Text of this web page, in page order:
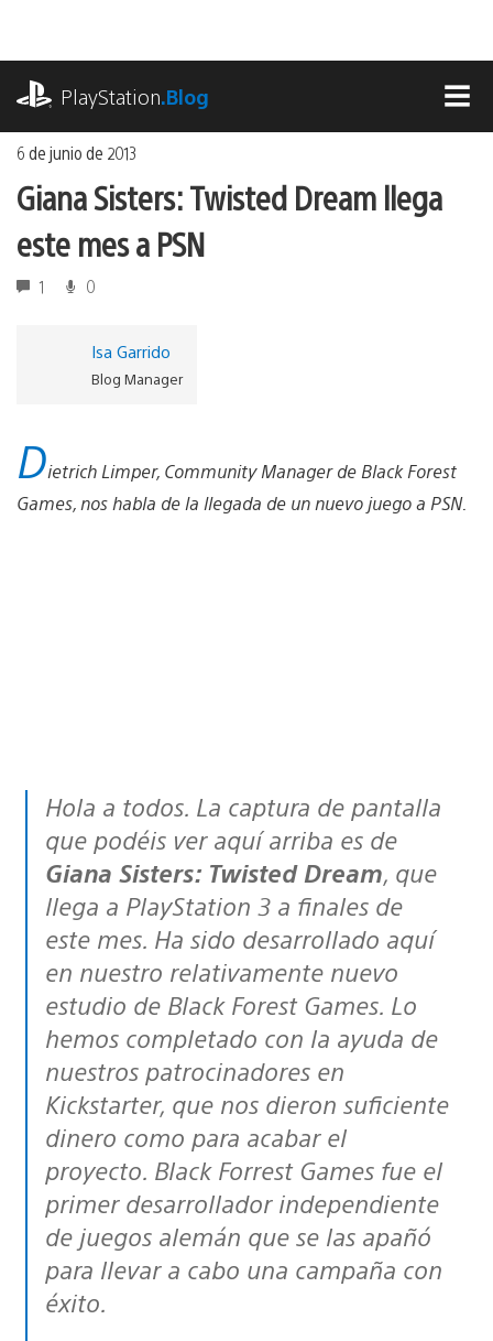
contenido
PlayStation.Blog
6 de junio de 2013
Giana Sisters: Twisted Dream llega
este mes a PSN
1 0
Isa Garrido
Blog Manager
Dietrich Limper, Community Manager de Black Forest
Games, nos habla de la llegada de un nuevo juego a PSN.
Hola a todos. La captura de pantalla
que podéis ver aquí arriba es de
Giana Sisters: Twisted Dream, que
llega a PlayStation 3 a finales de
este mes. Ha sido desarrollado aquí
en nuestro relativamente nuevo
estudio de Black Forest Games. Lo
hemos completado con la ayuda de
nuestros patrocinadores en
Kickstarter, que nos dieron suficiente
dinero como para acabar el
proyecto. Black Forrest Games fue el
primer desarrollador independiente
de juegos alemán que se las apañó
para llevar a cabo una campaña con
éxito.